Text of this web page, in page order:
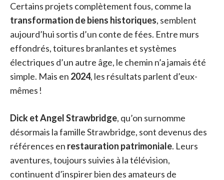
Certains projets complètement fous, comme la
transformation de biens historiques, semblent
aujourd’hui sortis d’un conte de fées. Entre murs
effondrés, toitures branlantes et systèmes
électriques d’un autre âge, le chemin n’a jamais été
simple. Mais en 2024, les résultats parlent d’eux-
mêmes !
Dick et Angel Strawbridge, qu’on surnomme
désormais la famille Strawbridge, sont devenus des
références en restauration patrimoniale. Leurs
aventures, toujours suivies à la télévision,
continuent d’inspirer bien des amateurs de